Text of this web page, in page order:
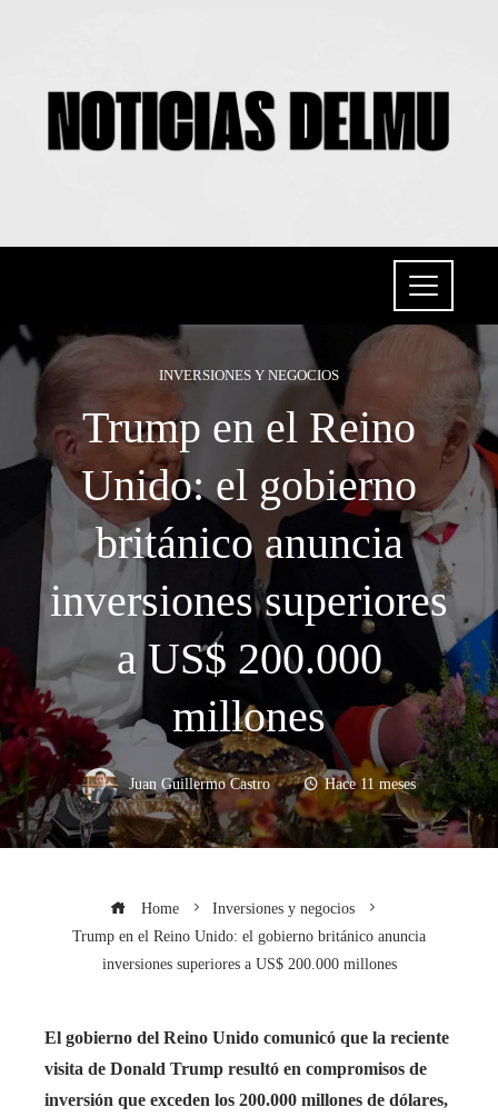
INVERSIONES Y NEGOCIOS
Trump en el Reino
Unido: el gobierno
británico anuncia
inversiones superiores
a US$ 200.000
millones
Juan Guillermo Castro Hace 11 meses
Home
Inversiones y negocios
Trump en el Reino Unido: el gobierno británico anuncia
inversiones superiores a US$ 200.000 millones
El gobierno del Reino Unido comunicó que la reciente
visita de Donald Trump resultó en compromisos de
inversión que exceden los 200.000 millones de dólares,